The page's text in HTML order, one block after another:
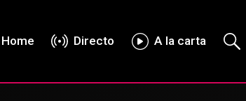
Home Directo A la carta